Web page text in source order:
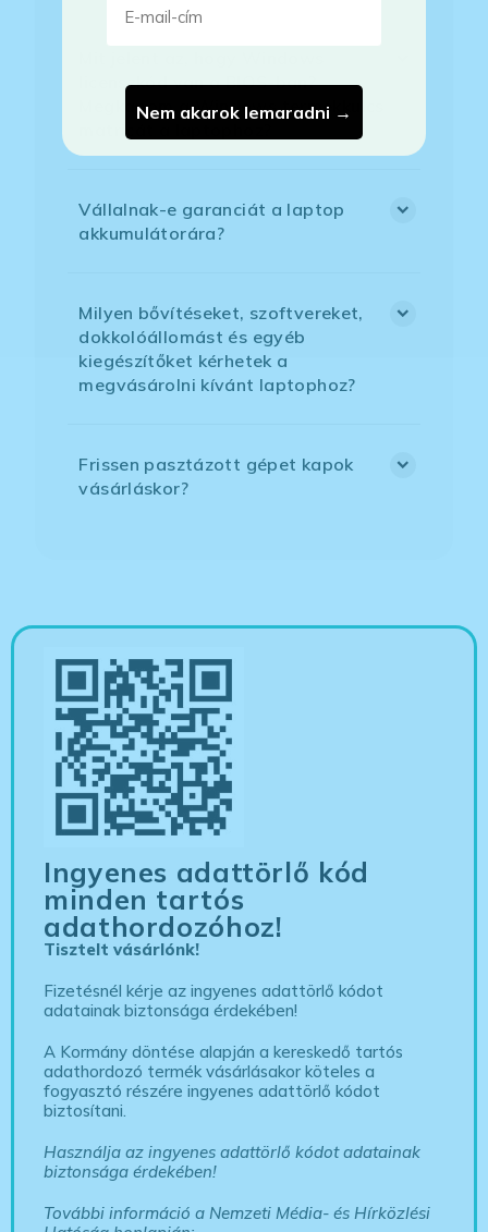
licenszkód van a BIOS-ban?
Megkapom a Windows termékkulcs
Vállalnak-e garanciát a laptop
akkumulátorára?
Milyen bővítéseket, szoftvereket,
dokkolóállomást és egyéb
kiegészítőket kérhetek a
megvásárolni kívánt laptophoz?
Frissen pasztázott gépet kapok
vásárláskor?
Ingyenes adattörlő kód
minden tartós
adathordozóhoz!
Tisztelt vásárlónk!
Fizetésnél kérje az ingyenes adattörlő kódot
adatainak biztonsága érdekében!
A Kormány döntése alapján a kereskedő tartós
adathordozó termék vásárlásakor köteles a
fogyasztó részére ingyenes adattörlő kódot
biztosítani.
Használja az ingyenes adattörlő kódot adatainak
biztonsága érdekében!
További információ a Nemzeti Média- és Hírközlési
Nem akarok lemaradni →